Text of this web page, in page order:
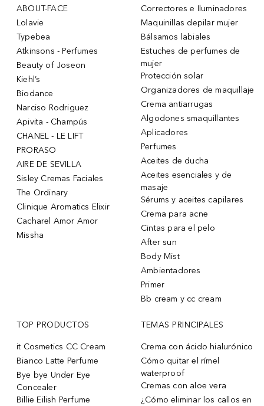
ABOUT-FACE
Lolavie
Typebea
Atkinsons - Perfumes
Beauty of Joseon
Kiehl’s
Biodance
Narciso Rodriguez
Apivita - Champús
CHANEL - LE LIFT
PRORASO
AIRE DE SEVILLA
Sisley Cremas Faciales
The Ordinary
Clinique Aromatics Elixir
Cacharel Amor Amor
Missha
Correctores e Iluminadores
Maquinillas depilar mujer
Bálsamos labiales
Estuches de perfumes de
mujer
Protección solar
Organizadores de maquillaje
Crema antiarrugas
Algodones smaquillantes
Aplicadores
Perfumes
Aceites de ducha
Aceites esenciales y de
masaje
Sérums y aceites capilares
Crema para acne
Cintas para el pelo
After sun
Body Mist
Ambientadores
Primer
Bb cream y cc cream
TOP PRODUCTOS
it Cosmetics CC Cream
Bianco Latte Perfume
Bye bye Under Eye
Concealer
Billie Eilish Perfume
TEMAS PRINCIPALES
Crema con ácido hialurónico
Cómo quitar el rímel
waterproof
Cremas con aloe vera
¿Cómo eliminar los callos en